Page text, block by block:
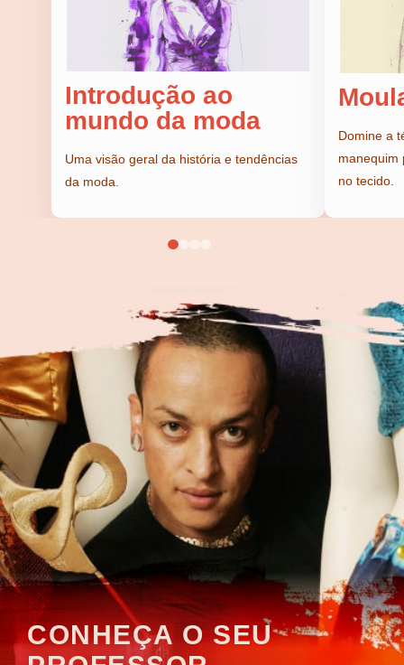
Introdução ao
mundo da moda
Uma visão geral da história e tendências
da moda.
Domine a
manequim
no tecido.
CONHEÇA O SEU